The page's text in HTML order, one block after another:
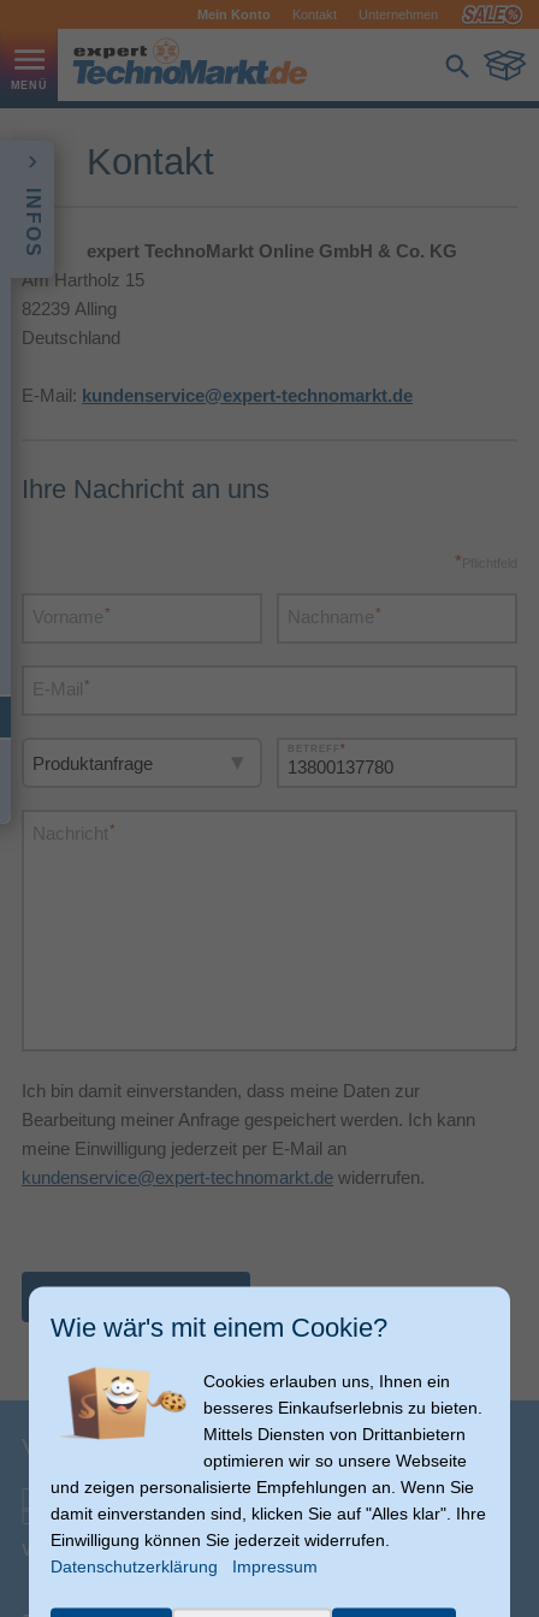
Mein Konto Kontakt Unternehmen
INFOS
Kontakt
expert TechnoMarkt Online GmbH & Co. KG
Am Hartholz 15
82239 Alling
Deutschland
E-Mail: kundenservice@expert-technomarkt.de
Ihre Nachricht an uns
*
Vorname* Nachname*
E-Mail*
*
Nachricht*
Ich bin damit einverstanden, dass meine Daten zur
Bearbeitung meiner Anfrage gespeichert werden. Ich kann
meine Einwilligung jederzeit per E-Mail an
kundenservice@expert-technomarkt.de widerrufen.
Versandinfos
Versand ab € 0,00(Ausnahmen möglich)
Wie wär's mit einem Cookie?
Cookies erlauben uns, Ihnen ein
besseres Einkaufserlebnis zu bieten.
Mittels Diensten von Drittanbietern
optimieren wir so unsere Webseite
und zeigen personalisierte Empfehlungen an. Wenn Sie
damit einverstanden sind, klicken Sie auf "Alles klar". Ihre
Einwilligung können Sie jederzeit widerrufen.
Datenschutzerklärung
Impressum